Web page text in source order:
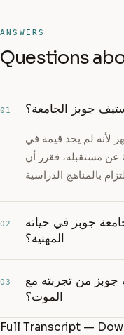
ANSWERS
Questions
01 جوبز الجامعة؟
لأنه لم يجد قيمة في
عن مستقبله، فقرر أن
02
جوبز في حياته
المهنية؟
03
جوبز من تجربته مع
الموت؟
Full Transcript —